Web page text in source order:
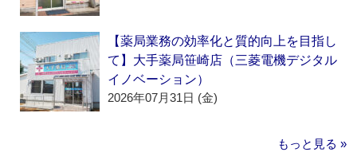
【薬局業務の効率化と質的向上を目指し
て】大手薬局笹崎店（三菱電機デジタル
イノベーション）
2026年07月31日 (金)
もっと見る »